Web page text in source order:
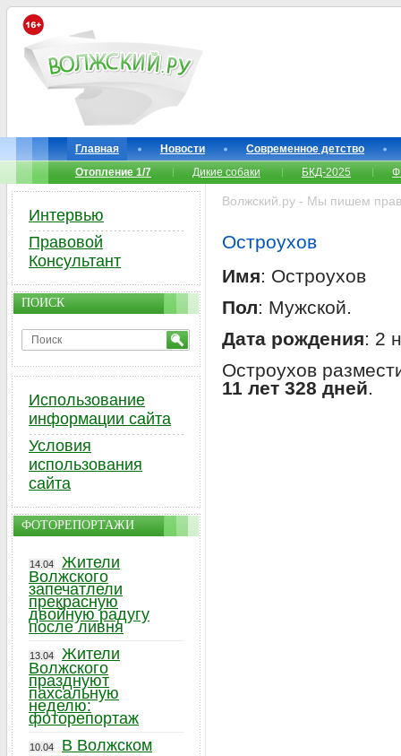
Главная Новости
Современное детство
Отопление 1/7
Дикие собаки БКД-2025
Волжский.ру - Мы пишем
Остроухов
Имя: Остроухов
Пол: Мужской.
Дата рождения: 2
Остроухов
11 лет 328 дней.
Интервью
Правовой
Консультант
ПОИСК
Использование
информации сайта
Условия
использования
сайта
ФОТОРЕПОРТАЖИ
14.04
Жители
Волжского
запечатлели
прекрасную
двойную радугу
после ливня
13.04
Жители
Волжского
празднуют
пахсальную
неделю:
фоторепортаж
10.04
В Волжском